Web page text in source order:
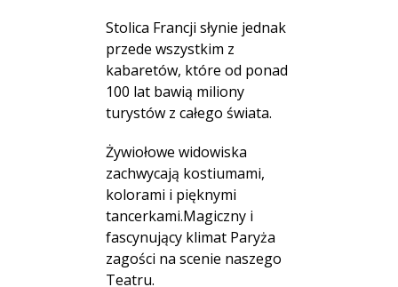
Stolica Francji słynie jednak
przede wszystkim z
kabaretów, które od ponad
100 lat bawią miliony
turystów z całego świata.
Żywiołowe widowiska
zachwycają kostiumami,
kolorami i pięknymi
tancerkami.Magiczny i
fascynujący klimat Paryża
zagości na scenie naszego
Teatru.